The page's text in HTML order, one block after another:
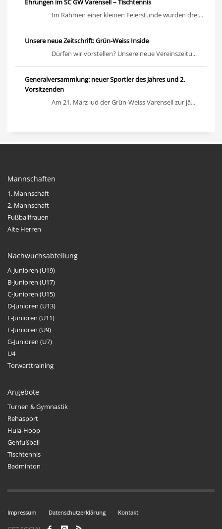
Ehrungen im SC GW Varensell – Tischtennis
Im Rahmen einer kleinen Feierstunde wurden drei...
Unsere neue Zeitschrift: Grün-Weiss Inside
Dürfen wir vorstellen? Unsere neue Vereinszeitu...
Generalversammlung: neuer Sportler des Jahres und 2.
Vorsitzenden
Am 21. März lud der Grün-Weiss Varensell zur jä...
Mannschaften
1. Mannschaft
2. Mannschaft
Fußballfrauen
Alte Herren
Nachwuchsabteilung
A-Junioren (U19)
B-Junioren (U17)
C-Junioren (U15)
D-Junioren (U13)
E-Junioren (U11)
F-Junioren (U9)
G-Junioren (U7)
U4
Torwarttraining
Angebote
Turnen & Gymnastik
Rehasport
Hula-Hoop
Gehfußball
Tischtennis
Badminton
Impressum Datenschutzerklärung Kontakt